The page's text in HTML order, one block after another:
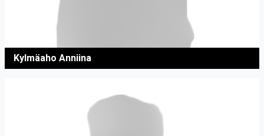
Kylmäaho Anniina